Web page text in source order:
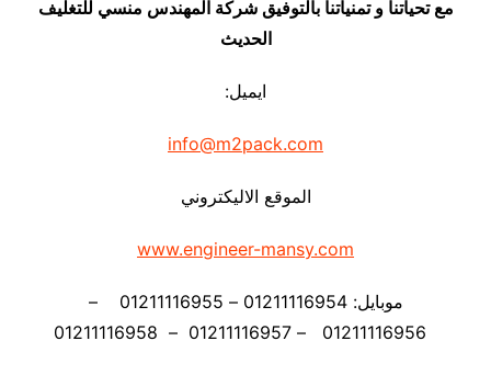
مع تحياتنا و تمنياتنا بالتوفيق شركة المهندس منسي للتغليف
الحديث
ايميل:
info@m2pack.com
الموقع الاليكتروني
www.engineer-mansy.com
موبايل: 01211116954 – 01211116955 –